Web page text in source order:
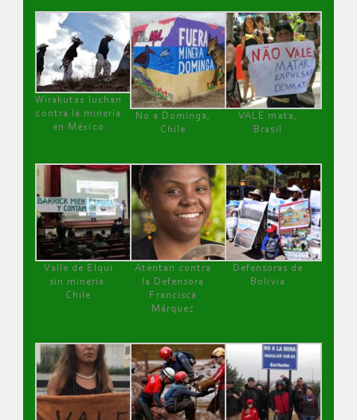
Wirakutas luchan
contra la minería
en México
No a Dominga,
Chile
VALE mata,
Brasil
Valle de Elqui
sin minería.
Chile
Atentan contra
la Defensora
Francisca
Márquez
Defensoras de
Bolivia